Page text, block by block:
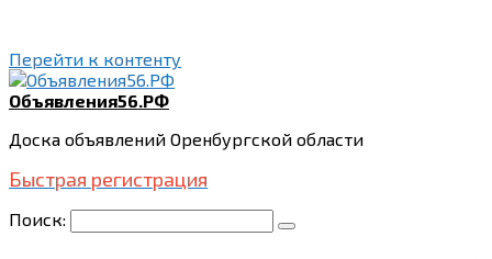
Перейти к контенту
Объявления56.РФ
Доска объявлений Оренбургской области
Быстрая регистрация
Поиск: